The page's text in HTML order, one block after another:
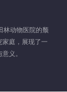
林动物医院的颓
庭，展现了一
义。